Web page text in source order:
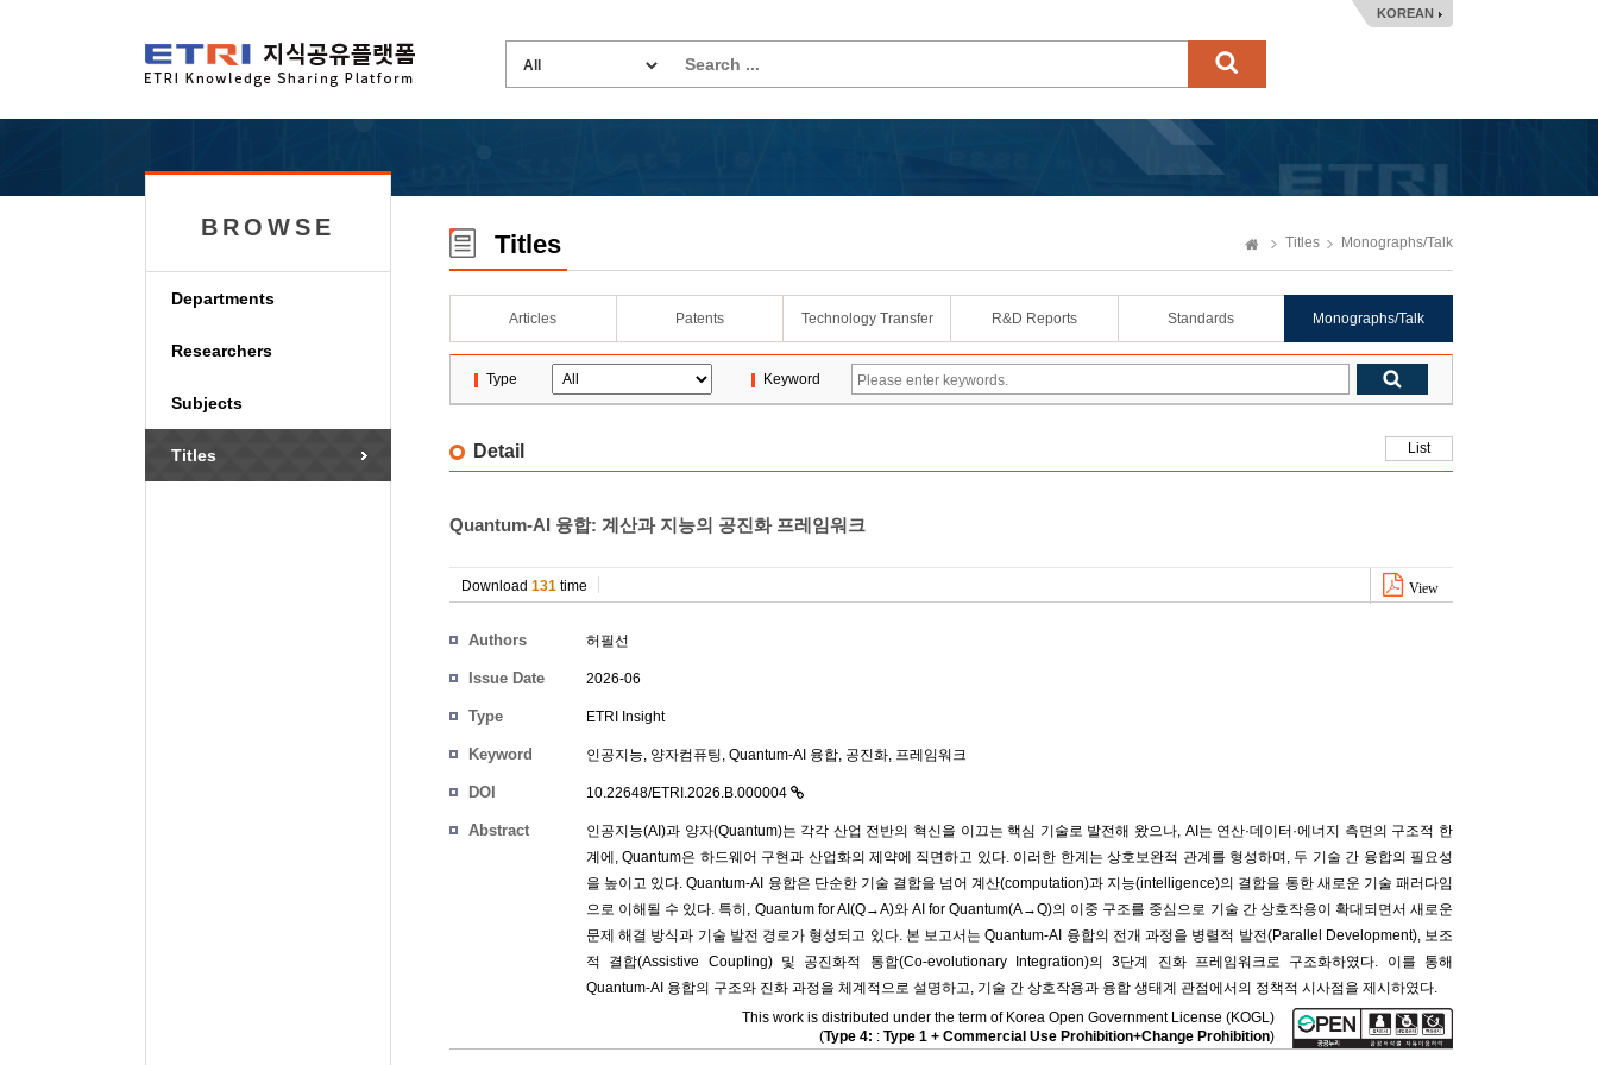
KOREAN
BROWSE
Departments
Researchers
Subjects
Titles
Titles Titles Monographs/Talk
Articles Patents Technology Transfer R&D Reports Standards Monographs/Talk
Type Keyword
Detail List
Quantum-AI 융합: 계산과 지능의 공진화 프레임워크
Download 131 time View
Authors 허필선
Issue Date 2026-06
Type ETRI Insight
Keyword 인공지능, 양자컴퓨팅, Quantum-AI 융합, 공진화, 프레임워크
DOI 10.22648/ETRI.2026.B.000004
Abstract
인공지능(AI)과 양자(Quantum)는 각각 산업 전반의 혁신을 이끄는 핵심 기술로 발전해 왔으나, AI는 연산·데이터·에너지 측면의 구조적 한
계에, Quantum은 하드웨어 구현과 산업화의 제약에 직면하고 있다. 이러한 한계는 상호보완적 관계를 형성하며, 두 기술 간 융합의 필요성
을 높이고 있다. Quantum-AI 융합은 단순한 기술 결합을 넘어 계산(computation)과 지능(intelligence)의 결합을 통한 새로운 기술 패러다임
으로 이해될 수 있다. 특히, Quantum for AI(Q→A)와 AI for Quantum(A→Q)의 이중 구조를 중심으로 기술 간 상호작용이 확대되면서 새로운
문제 해결 방식과 기술 발전 경로가 형성되고 있다. 본 보고서는 Quantum-AI 융합의 전개 과정을 병렬적 발전(Parallel Development), 보조
적 결합(Assistive Coupling) 및 공진화적 통합(Co-evolutionary Integration)의 3단계 진화 프레임워크로 구조화하였다. 이를 통해
Quantum-AI 융합의 구조와 진화 과정을 체계적으로 설명하고, 기술 간 상호작용과 융합 생태계 관점에서의 정책적 시사점을 제시하였다.
This work is distributed under the term of Korea Open Government License (KOGL)
(Type 4: : Type 1 + Commercial Use Prohibition+Change Prohibition)